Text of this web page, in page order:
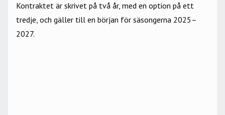
Kontraktet är skrivet på två år, med en option på ett
tredje, och gäller till en början för säsongerna 2025–
2027.